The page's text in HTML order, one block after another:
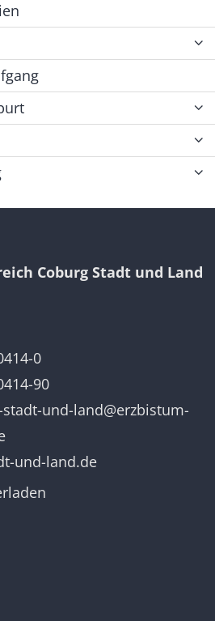
Coburg Stadt und Land
0
90
und-land@erzbistum-
und-land.de